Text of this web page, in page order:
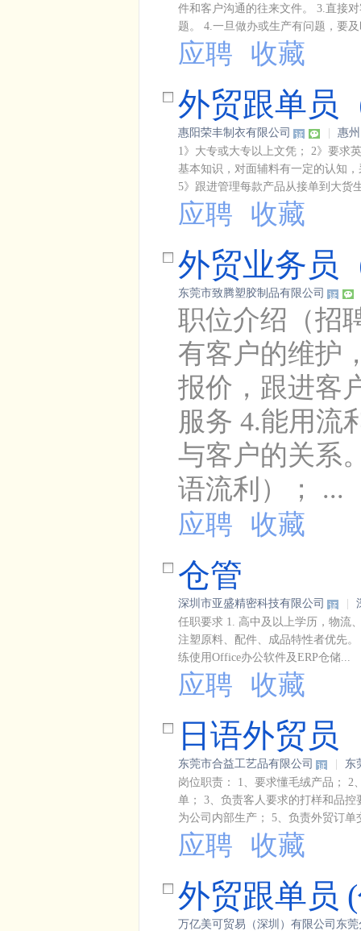
件和客户沟通的往来文件。 3.直接
题。 4.一旦做办或生产有问题，要
应聘 收藏
外贸跟单员
惠阳荣丰制衣有限公司
惠州
1》大专或大专以上文凭； 2》要求
基本知识，对面辅料有一定的认知
5》跟进管理每款产品从接单到大货
应聘 收藏
外贸业务员
东莞市致腾塑胶制品有限公司
职位介绍（招
有客户的维护
报价，跟进客
服务 4.能用流
与客户的关系
语流利）； ...
应聘
收藏
仓管
深圳市亚盛精密科技有限公司
任职要求 1. 高中及以上学历，物流
注塑原料、配件、成品特性者优先
练使用Office办公软件及ERP仓储...
应聘 收藏
日语外贸员
东莞市合益工艺品有限公司
东
岗位职责： 1、要求懂毛绒产品；
单； 3、负责客人要求的打样和品
为公司内部生产； 5、负责外贸订
应聘 收藏
外贸跟单员
万亿美可贸易（深圳）有限公司东